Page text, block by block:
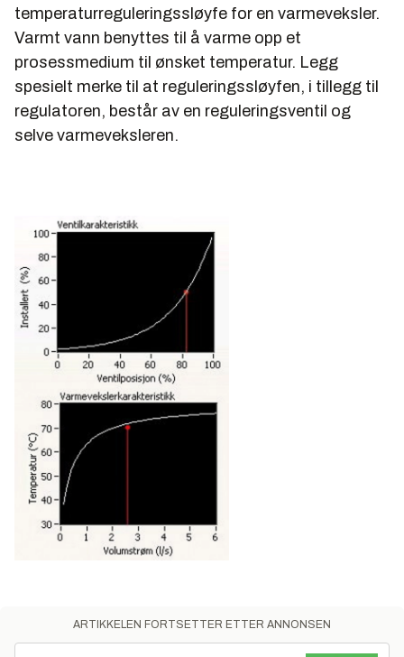
temperaturreguleringssløyfe for en varmeveksler.
Varmt vann benyttes til å varme opp et
prosessmedium til ønsket temperatur. Legg
spesielt merke til at reguleringssløyfen, i tillegg til
regulatoren, består av en reguleringsventil og
selve varmeveksleren.
ARTIKKELEN FORTSETTER ETTER ANNONSEN